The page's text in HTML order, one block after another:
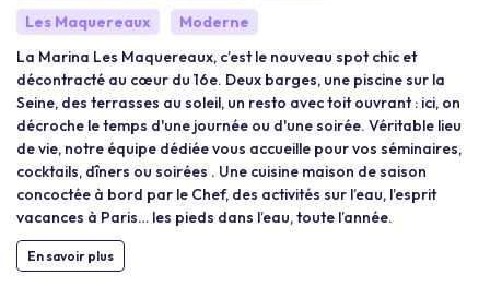
Les Maquereaux
Moderne
La Marina Les Maquereaux, c’est le nouveau spot chic et
décontracté au cœur du 16e. Deux barges, une piscine sur la
Seine, des terrasses au soleil, un resto avec toit ouvrant : ici, on
décroche le temps d'une journée ou d'une soirée. Véritable lieu
de vie, notre équipe dédiée vous accueille pour vos séminaires,
cocktails, dîners ou soirées . Une cuisine maison de saison
concoctée à bord par le Chef, des activités sur l’eau, l’esprit
vacances à Paris… les pieds dans l’eau, toute l’année.
En savoir plus